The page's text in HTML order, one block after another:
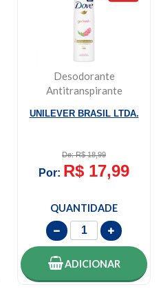
Desodorante
Antitranspirante
Romã E V...
UNILEVER BRASIL LTDA.
De: R$ 18,99
Por: R$ 17,99
QUANTIDADE
ADICIONAR